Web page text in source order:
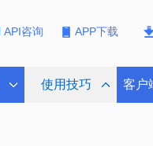
API咨询 APP下载
使用技巧 客户